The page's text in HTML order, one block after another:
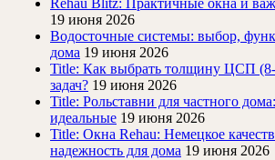
Rehau Blitz: Практичные окна и
19 июня 2026
Водосточные системы: выбор,
дома 19 июня 2026
Title: Как выбрать толщину ЦСП
задач? 19 июня 2026
Title: Рольставни для частного
идеальные 19 июня 2026
Title: Окна Rehau: Немецкое
надежность для дома 19 июня 2026